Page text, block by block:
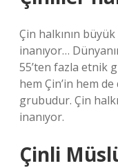
Çin halkının
inanıyor…
55’ten fazla etnik
hem Çin’in hem
grubudur. Çin
inanıyor.
Çinli